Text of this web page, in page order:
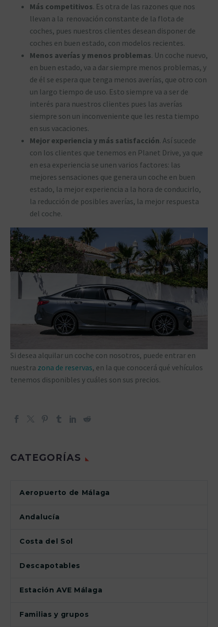
Más competitivos. Es otra de las razones que nos
llevan a la renovación constante de la flota de
coches, pues nuestros clientes desean disponer de
coches en buen estado, con modelos recientes.
Menos averías y menos problemas. Un coche nuevo,
en buen estado, va a dar siempre menos problemas, y
de él se espera que tenga menos averías, que otro con
un largo tiempo de uso. Esto siempre va a ser de
interés para nuestros clientes pues las averías
siempre son un inconveniente que les resta tiempo
en sus vacaciones.
Mejor experiencia y más satisfacción. Así sucede
con los clientes que tenemos en Planet Drive, ya que
en esa experiencia se unen varios factores: las
mejores sensaciones que genera un coche en buen
estado, la mejor experiencia a la hora de conducirlo,
la reducción de posibles averías, la mejor respuesta
del coche.
Si desea alquilar un coche con nosotros, puede entrar en
nuestra zona de reservas, en la que conocerá qué vehículos
tenemos disponibles y cuáles son sus precios.
CATEGORÍAS
Aeropuerto de Málaga
Andalucía
Costa del Sol
Descapotables
Estación AVE Málaga
Familias y grupos